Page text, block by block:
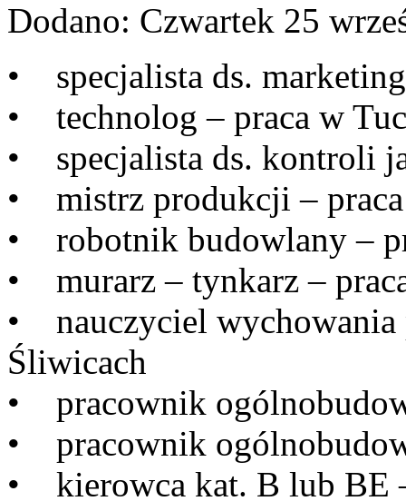
Dodano: Czwartek 25
• specjalista ds.
• technolog – praca w
• specjalista ds. kontroli
• mistrz produkcji –
• robotnik budowlany –
• murarz – tynkarz –
• nauczyciel wychowania
Śliwicach
• pracownik
• pracownik
• kierowca kat. B lub BE